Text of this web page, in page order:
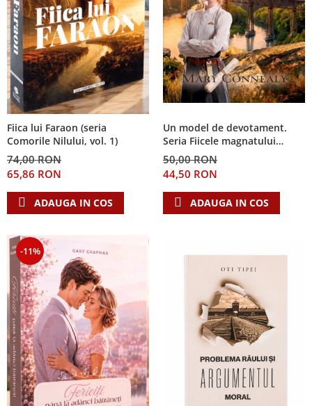
Fiica lui Faraon (seria
Comorile Nilului, vol. 1)
74,00 RON
65,86 RON
ADAUGA IN COS
Un model de devotament.
Seria Fiicele magnatului
forestier 3
50,00 RON
44,50 RON
ADAUGA IN COS
-11%